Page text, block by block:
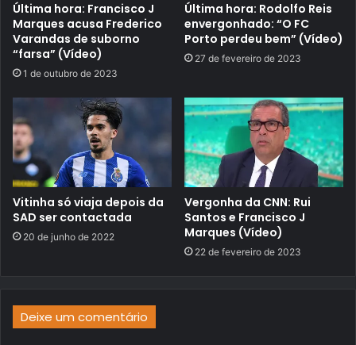
Última hora: Francisco J
Marques acusa Frederico
Varandas de suborno
“farsa” (Vídeo)
1 de outubro de 2023
Última hora: Rodolfo Reis
envergonhado: “O FC
Porto perdeu bem” (Vídeo)
27 de fevereiro de 2023
Vitinha só viaja depois da
SAD ser contactada
20 de junho de 2022
Vergonha da CNN: Rui
Santos e Francisco J
Marques (Vídeo)
22 de fevereiro de 2023
Deixe um comentário